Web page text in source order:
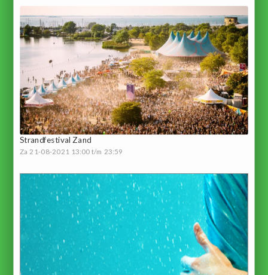
Strandfestival Zand
Za 21-08-2021 13:00 t/m 23:59